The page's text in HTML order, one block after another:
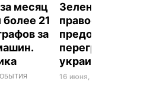
месяц
21
за
Зеленский
правоохранителей
предотвратить
перегруз машин на
украинских
16 июня, 19.52